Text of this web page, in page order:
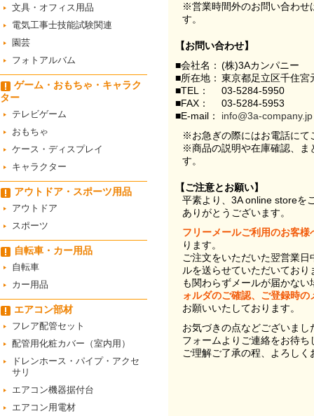
文具・オフィス用品
電気工事士技能試験関連
園芸
フォトアルバム
ゲーム・おもちゃ・キャラク
ター
テレビゲーム
おもちゃ
ケース・ディスプレイ
キャラクター
アウトドア・スポーツ用品
アウトドア
スポーツ
自転車・カー用品
自転車
カー用品
エアコン部材
フレア配管セット
配管用化粧カバー（室内用）
ドレンホース・パイプ・アクセ
サリ
エアコン機器据付台
エアコン用電材
※営業時間外のお問い合わせ
す。
【お問い合わせ】
■会社名： (株)3Aカンパニー
■所在地： 東京都足立区千住
■TEL：
03-5284-5950
■FAX：
03-5284-5953
■E-mail：
info@3a-company.jp
※お急ぎの際にはお電話にて
※商品の説明や在庫確認、ま
す。
【ご注意とお願い】
平素より、3A online storeを
ありがとうございます。
フリーメールご利用のお客様
ります。
ご注文をいただいた翌営業
ルを送らせていただいてお
も関わらずメールが届かない
ォルダのご確認、ご登録時
お願いいたしております。
お気づきの点などございま
フォームよりご連絡をお待ち
ご理解ご了承の程、よろし